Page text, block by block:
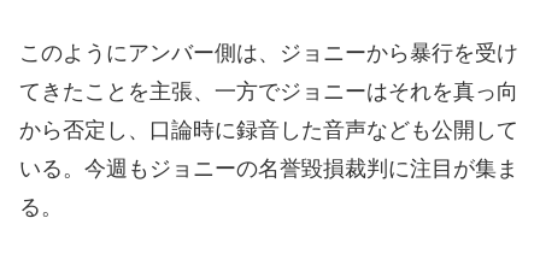
このようにアンバー側は、ジョニーから暴行を受け
てきたことを主張、一方でジョニーはそれを真っ向
から否定し、口論時に録音した音声なども公開して
いる。今週もジョニーの名誉毀損裁判に注目が集ま
る。